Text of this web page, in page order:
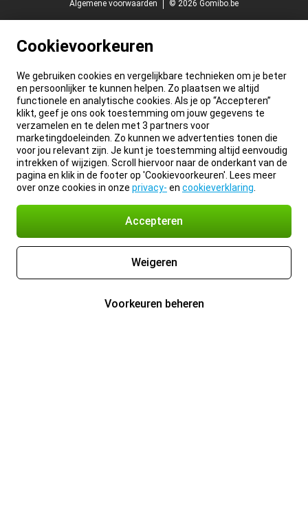
Algemene voorwaarden
© 2026 Gomibo.be
Cookievoorkeuren
We gebruiken cookies en vergelijkbare technieken om je beter
en persoonlijker te kunnen helpen. Zo plaatsen we altijd
functionele en analytische cookies. Als je op “Accepteren”
klikt, geef je ons ook toestemming om jouw gegevens te
verzamelen en te delen met 3 partners voor
marketingdoeleinden. Zo kunnen we advertenties tonen die
voor jou relevant zijn. Je kunt je toestemming altijd eenvoudig
intrekken of wijzigen. Scroll hiervoor naar de onderkant van de
pagina en klik in de footer op 'Cookievoorkeuren'. Lees meer
over onze cookies in onze privacy- en cookieverklaring
Accepteren
Weigeren
Voorkeuren beheren